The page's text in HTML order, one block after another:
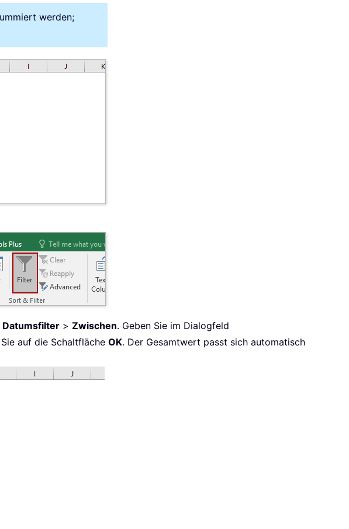
werden;
Datumsfilter > Zwischen. Geben Sie im Dialogfeld
auf die Schaltfläche OK. Der Gesamtwert passt sich automatisch